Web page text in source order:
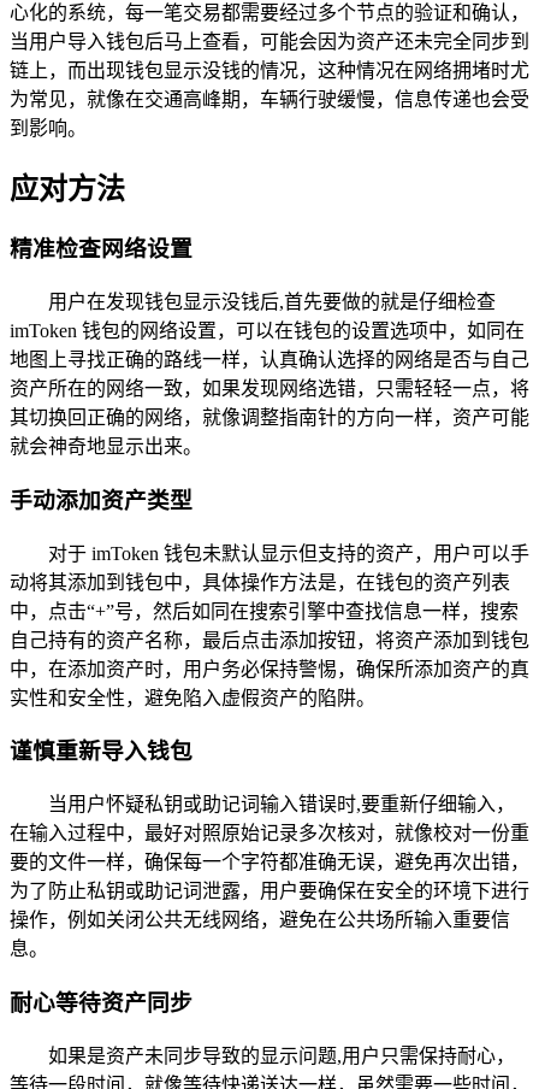
心化的系统，每一笔交易都需要经过多个节点的验证和确认，
当用户导入钱包后马上查看，可能会因为资产还未完全同步到
链上，而出现钱包显示没钱的情况，这种情况在网络拥堵时尤
为常见，就像在交通高峰期，车辆行驶缓慢，信息传递也会受
到影响。
应对方法
精准检查网络设置
用户在发现钱包显示没钱后,首先要做的就是仔细检查
imToken 钱包的网络设置，可以在钱包的设置选项中，如同在
地图上寻找正确的路线一样，认真确认选择的网络是否与自己
资产所在的网络一致，如果发现网络选错，只需轻轻一点，将
其切换回正确的网络，就像调整指南针的方向一样，资产可能
就会神奇地显示出来。
手动添加资产类型
对于 imToken 钱包未默认显示但支持的资产，用户可以手
动将其添加到钱包中，具体操作方法是，在钱包的资产列表
中，点击“+”号，然后如同在搜索引擎中查找信息一样，搜索
自己持有的资产名称，最后点击添加按钮，将资产添加到钱包
中，在添加资产时，用户务必保持警惕，确保所添加资产的真
实性和安全性，避免陷入虚假资产的陷阱。
谨慎重新导入钱包
当用户怀疑私钥或助记词输入错误时,要重新仔细输入，
在输入过程中，最好对照原始记录多次核对，就像校对一份重
要的文件一样，确保每一个字符都准确无误，避免再次出错，
为了防止私钥或助记词泄露，用户要确保在安全的环境下进行
操作，例如关闭公共无线网络，避免在公共场所输入重要信
息。
耐心等待资产同步
如果是资产未同步导致的显示问题,用户只需保持耐心，
等待一段时间，就像等待快递送达一样，虽然需要一些时间，